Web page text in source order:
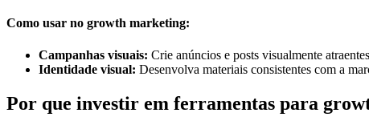
Como usar no growth marketing:
Campanhas visuais: Crie anúncios e posts visualmente
Identidade visual: Desenvolva materiais consistentes com a
Por que investir em ferramentas para